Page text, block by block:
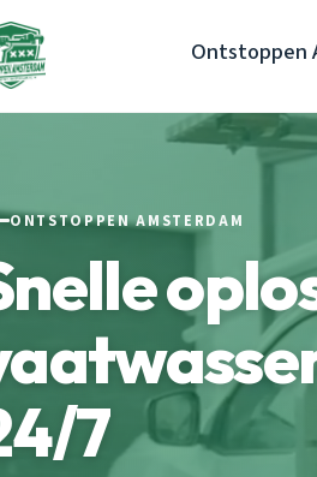
Ontstoppen
ONTSTOPPEN AMSTERDAM
7